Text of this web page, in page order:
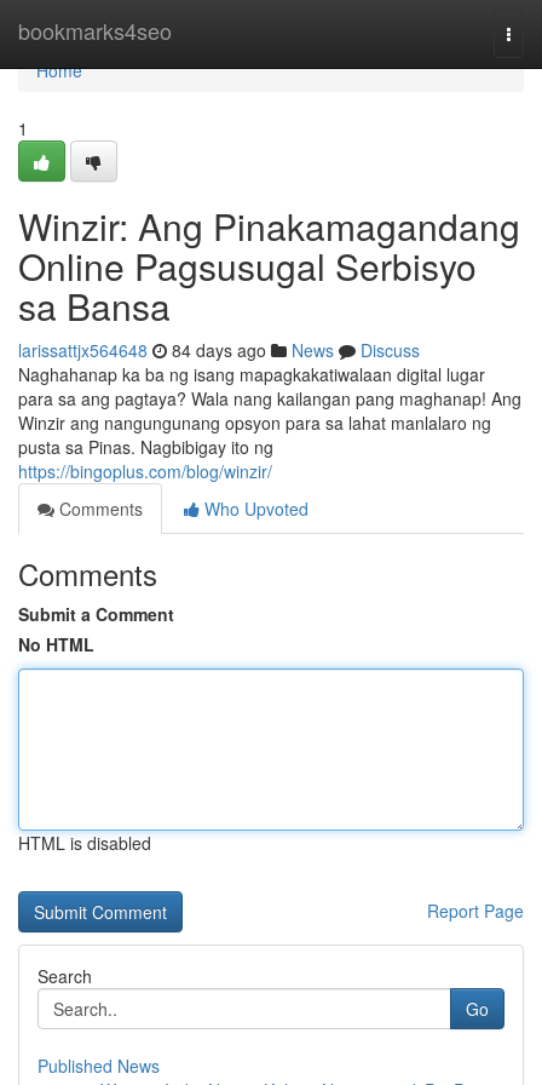
bookmarks4seo
Home
Home
1
Winzir: Ang Pinakamagandang
Online Pagsusugal Serbisyo
sa Bansa
larissattjx564648 84 days ago News
Discuss
Naghahanap ka ba ng isang mapagkakatiwalaan digital lugar
para sa ang pagtaya? Wala nang kailangan pang maghanap! Ang
Winzir ang nangungunang opsyon para sa lahat manlalaro ng
pusta sa Pinas. Nagbibigay ito ng
https://bingoplus.com/blog/winzir/
Comments
Who Upvoted
Comments
Submit a Comment
No HTML
HTML is disabled
Report Page
Search
Go
Published News